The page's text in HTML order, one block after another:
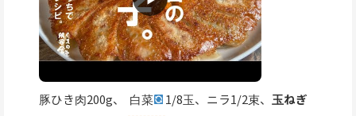
豚ひき肉200g、 白菜 1/8玉、ニラ1/2束、 玉ねぎ